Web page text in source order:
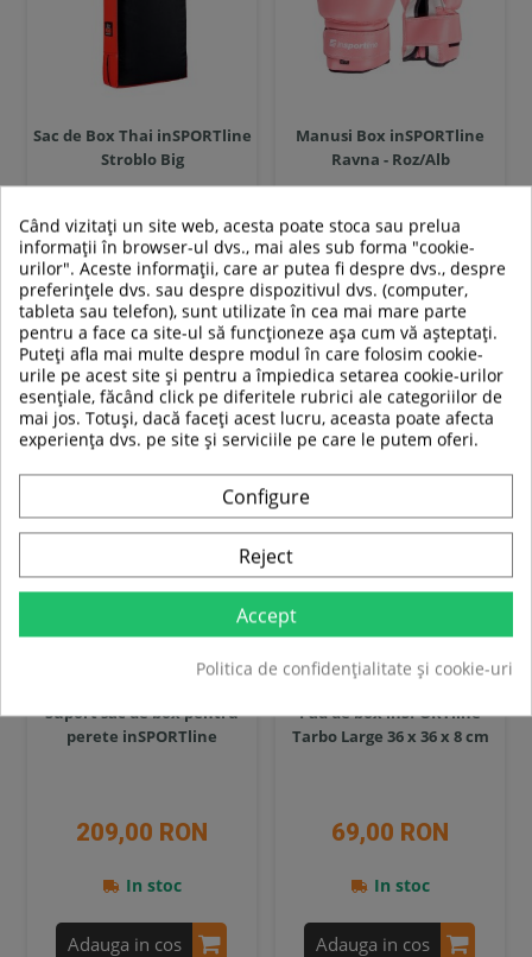
Sac de Box Thai inSPORTline
Stroblo Big
579,00 RON
In stoc
Adauga in cos
Compara
Manusi Box inSPORTline
Ravna - Roz/Alb
149,00 RON
In stoc
Adauga in cos
Compara
Suport sac de box pentru
perete inSPORTline
209,00 RON
In stoc
Adauga in cos
Pad de box inSPORTline
Tarbo Large 36 x 36 x 8 cm
69,00 RON
In stoc
Adauga in cos
Când vizitați un site web, acesta poate stoca sau prelua
informații în browser-ul dvs., mai ales sub forma "cookie-
urilor". Aceste informații, care ar putea fi despre dvs., despre
preferințele dvs. sau despre dispozitivul dvs. (computer,
tableta sau telefon), sunt utilizate în cea mai mare parte
pentru a face ca site-ul să funcționeze așa cum vă așteptați.
Puteți afla mai multe despre modul în care folosim cookie-
urile pe acest site și pentru a împiedica setarea cookie-urilor
esențiale, făcând click pe diferitele rubrici ale categoriilor de
mai jos. Totuși, dacă faceți acest lucru, aceasta poate afecta
experiența dvs. pe site și serviciile pe care le putem oferi.
Configure
Reject
Accept
Politica de confidențialitate și cookie-uri